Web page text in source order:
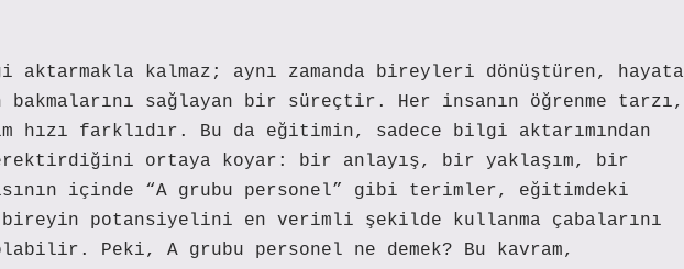
kalmaz; aynı zamanda bireyleri dönüştüren, hayata
sağlayan bir süreçtir. Her insanın öğrenme tarzı,
hızı farklıdır. Bu da eğitimin, sadece bilgi aktarımından
ortaya koyar: bir anlayış, bir yaklaşım, bir
içinde “A grubu personel” gibi terimler, eğitimdeki
potansiyelini en verimli şekilde kullanma çabalarını
olabilir. Peki, A grubu personel ne demek? Bu kavram,